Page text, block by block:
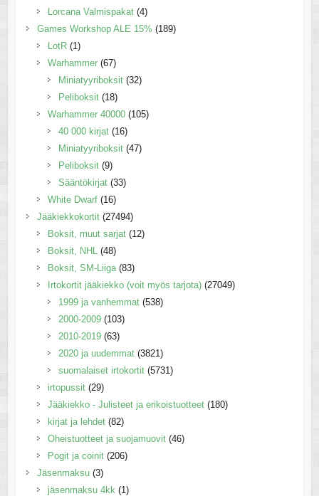
Lorcana Valmispakat (4)
Games Workshop ALE 15% (189)
LotR (1)
Warhammer (67)
Miniatyyriboksit (32)
Peliboksit (18)
Warhammer 40000 (105)
40 000 kirjat (16)
Miniatyyriboksit (47)
Peliboksit (9)
Sääntökirjat (33)
White Dwarf (16)
Jääkiekkokortit (27494)
Boksit, muut sarjat (12)
Boksit, NHL
(48)
Boksit, SM-Liiga (83)
Irtokortit jääkiekko (voit myös tarjota) (27049)
1999 ja vanhemmat (538)
2000-2009 (103)
2010-2019 (63)
2020 ja uudemmat (3821)
suomalaiset irtokortit (5731)
irtopussit (29)
Jääkiekko - Julisteet ja erikoistuotteet (180)
kirjat ja lehdet (82)
Oheistuotteet ja suojamuovit (46)
Pogit ja coinit (206)
Jäsenmaksu (3)
jäsenmaksu 4kk (1)